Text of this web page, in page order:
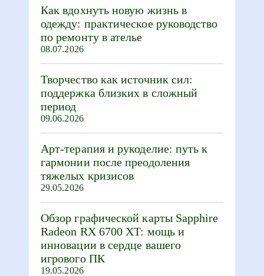
Как вдохнуть новую жизнь в
одежду: практическое руководство
по ремонту в ателье
08.07.2026
Творчество как источник сил:
поддержка близких в сложный
период
09.06.2026
Арт-терапия и рукоделие: путь к
гармонии после преодоления
тяжелых кризисов
29.05.2026
Обзор графической карты Sapphire
Radeon RX 6700 XT: мощь и
инновации в сердце вашего
игрового ПК
19.05.2026